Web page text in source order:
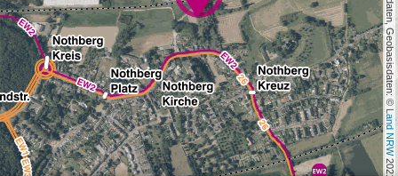
, Kartendaten, Geobasisdaten: ©
Land NRW